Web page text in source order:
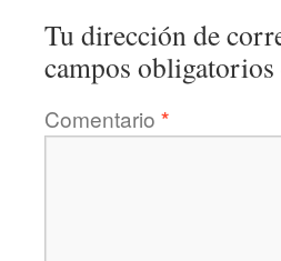
Tu dirección de
campos
Comentario *